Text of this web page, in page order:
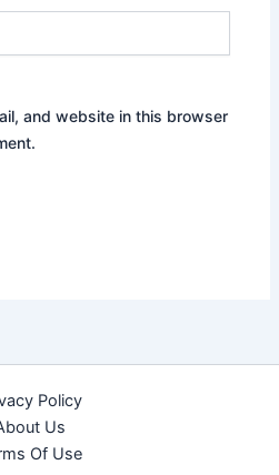
and website in this browser
Policy
Us
Of Use